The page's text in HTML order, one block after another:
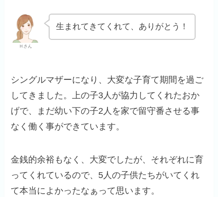
Ｈさん
生まれてきてくれて、ありがとう！
シングルマザーになり、大変な子育て期間を過ご
してきました。上の子3人が協力してくれたおか
げで、まだ幼い下の子2人を家で留守番させる事
なく働く事ができています。
金銭的余裕もなく、大変でしたが、それぞれに育
ってくれているので、5人の子供たちがいてくれ
て本当によかったなぁって思います。